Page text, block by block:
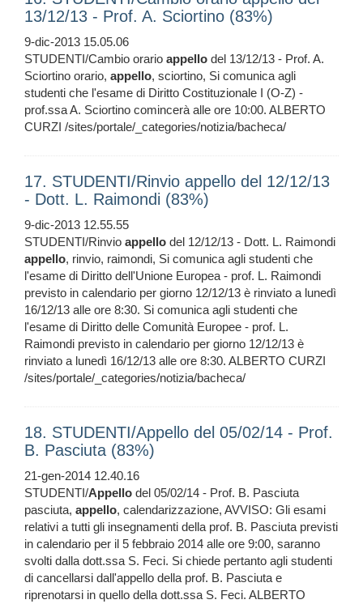
13/12/13 - Prof. A. Sciortino (83%)
9-dic-2013 15.05.06
STUDENTI/Cambio orario appello del 13/12/13 - Prof. A.
Sciortino orario, appello, sciortino, Si comunica agli
studenti che l'esame di Diritto Costituzionale I (O-Z) -
prof.ssa A. Sciortino comincerà alle ore 10:00. ALBERTO
CURZI /sites/portale/_categories/notizia/bacheca/
17. STUDENTI/Rinvio appello del 12/12/13
- Dott. L. Raimondi (83%)
9-dic-2013 12.55.55
STUDENTI/Rinvio appello del 12/12/13 - Dott. L. Raimondi
appello, rinvio, raimondi, Si comunica agli studenti che
l'esame di Diritto dell'Unione Europea - prof. L. Raimondi
previsto in calendario per giorno 12/12/13 è rinviato a lunedì
16/12/13 alle ore 8:30. Si comunica agli studenti che
l'esame di Diritto delle Comunità Europee - prof. L.
Raimondi previsto in calendario per giorno 12/12/13 è
rinviato a lunedì 16/12/13 alle ore 8:30. ALBERTO CURZI
/sites/portale/_categories/notizia/bacheca/
18. STUDENTI/Appello del 05/02/14 - Prof.
B. Pasciuta (83%)
21-gen-2014 12.40.16
STUDENTI/Appello del 05/02/14 - Prof. B. Pasciuta
pasciuta, appello, calendarizzazione, AVVISO: Gli esami
relativi a tutti gli insegnamenti della prof. B. Pasciuta previsti
in calendario per il 5 febbraio 2014 alle ore 9:00, saranno
svolti dalla dott.ssa S. Feci. Si chiede pertanto agli studenti
di cancellarsi dall'appello della prof. B. Pasciuta e
riprenotarsi in quello della dott.ssa S. Feci. ALBERTO